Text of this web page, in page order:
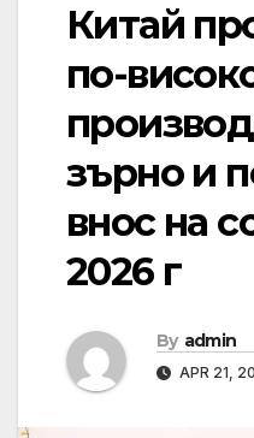
Китай
по-
зърно и
внос на
2026 г
By admin
APR 21,